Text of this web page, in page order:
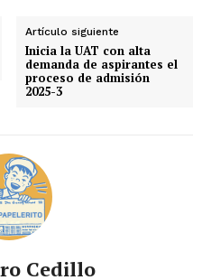
Artículo siguiente
Inicia la UAT con alta
demanda de aspirantes el
proceso de admisión
2025-3
Cedillo